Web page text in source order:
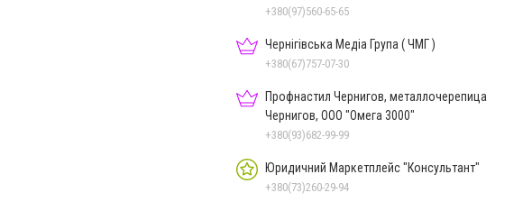
+380(97)560-65-65
Чернігівська Медіа Група ( ЧМГ )
+380(67)757-07-30
Профнастил Чернигов, металлочерепица
Чернигов, ООО "Омега 3000"
+380(93)682-99-99
Юридичний Маркетплейс "Консультант"
+380(73)260-29-94